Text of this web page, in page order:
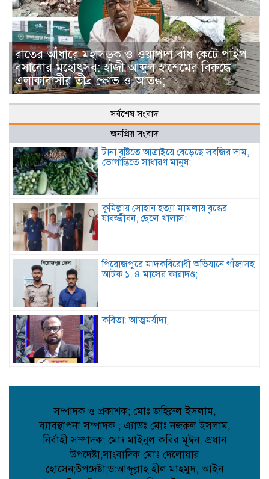
রাতের আঁধারে মহাসড়ক ও ওয়াপদা বাঁধ কেটে পাইপ
বসানোর মহোৎসব: হাজী আব্দুল হাশেমের বিরুদ্ধে
এলাকাবাসীর তীব্র ক্ষোভ ও আতঙ্ক;
সর্বশেষ সংবাদ
জনপ্রিয় সংবাদ
টানা বৃষ্টিতে আত্রাইয়ে বেড়েছে সবজির দাম,
ভোগান্তিতে সাধারণ মানুষ;
কুমিল্লায় সোহান হত্যা মামলায় বৃদ্ধের
যাবজ্জীবন, ছেলে খালাস;
পিরোজপুরে মাদকবিরোধী অভিযানে গাঁজাসহ
আটক ১, ৪ মাসের কারাদণ্ড;
কবিতা: আত্মমর্যাদা;
বিএনপির আনন্দ ও বিজয় মিছিল;
আত্রাইয়ে বান্দাইখাড়া টেকনিক্যাল অ্যান্ড
বিএম কলেজে জুলাই গণঅভ্যুত্থান দিবস
পালিত;
সম্পাদক ও প্রকাশক; মোঃ জহিরুল ইসলাম,
ব্যাবস্থাপনা সম্পাদক ; এ্যাডঃ মোঃ নজরুল ইসলাম,
নির্বাহী সম্পাদক; মোঃ মাইনুল কবির মূঈন, প্রধান
উপদেষ্টা;সাংবাদিক মোঃ দেলোয়ার
হোসেন;উপদেষ্টা;ড:আব্দূল্লাহ হীল মাহমুদ, আইন